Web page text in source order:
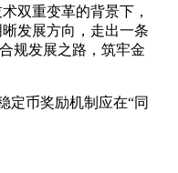
双重变革的背景下，
发展方向，走出一条
规发展之路，筑牢金
定币奖励机制应在“同